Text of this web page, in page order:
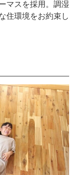
マスを採用。調湿
住環境をお約束し